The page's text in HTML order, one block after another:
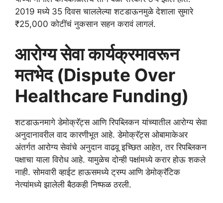
2019 मध्ये 35 दिवस चाललेल्या शटडाऊनमुळे देशाला सुमारे
₹25,000 कोटींचं नुकसान सहन करावं लागलं.
आरोग्य सेवा कार्यक्रमावरून
मतभेद (Dispute Over
Healthcare Funding)
शटडाऊनमागे डेमोक्रॅट्स आणि रिपब्लिकन यांच्यातील आरोग्य सेवा
अनुदानावरील वाद कारणीभूत आहे. डेमोक्रॅट्स ओबामाकेअर
अंतर्गत आरोग्य सेवांचे अनुदान वाढवू इच्छित आहेत, तर रिपब्लिकन
पक्षाचा याला विरोध आहे. यामुळेच दोन्ही पक्षांमध्ये करार होऊ शकले
नाही. सोमवारी व्हाईट हाऊसमध्ये ट्रम्प आणि डेमोक्रॅटिक
नेत्यांमध्ये झालेली बैठकही निष्फळ ठरली.